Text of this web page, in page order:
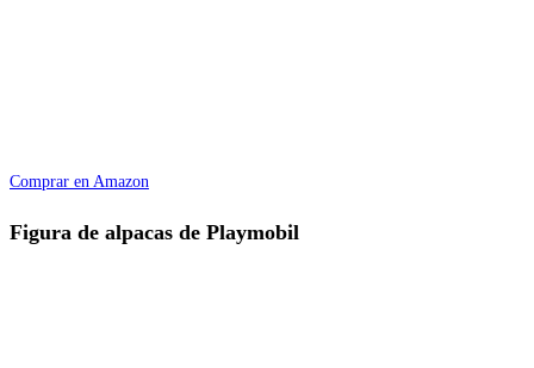
Comprar en Amazon
Figura de alpacas de Playmobil